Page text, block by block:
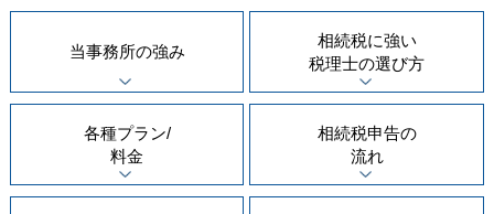
当事務所の強み
相続税に強い
税理士の選び方
各種プラン/
料金
相続税申告の
流れ